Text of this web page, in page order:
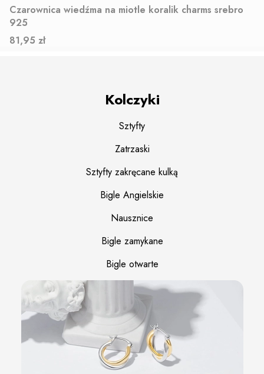
Czarownica wiedźma na miotle koralik charms srebro
925
Cena
81,95 zł
Kolczyki
Sztyfty
Zatrzaski
Sztyfty zakręcane kulką
Bigle Angielskie
Nausznice
Bigle zamykane
Bigle otwarte